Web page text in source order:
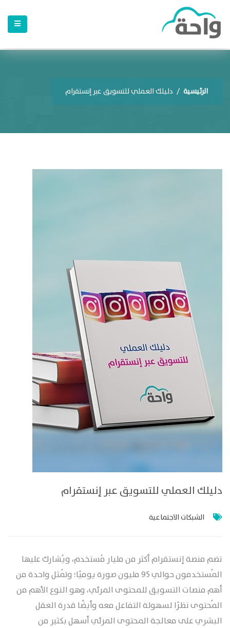
الرئيسية / دليلك العملي للتسويق عبر إنستقرام
دليلك العملي للتسويق عبر إنستقرام
الشبكات الاجتماعية
تضم منصة إنستقرام أكثر من مليار مُستخدم، ويُشارك عليها
المُستخدمون حوالي 95 مليون صورة يوميًا؛ وتُمثل واحدة من
أهم منصات التسويق للمحتوى المرئي، وهو النوع الأهم من
المُحتوى نظرًا لسهولة التفاعل معه وأيضًا قدرة العقل
البشري على معالجة المحتوى المرئي أسهل بكثير من